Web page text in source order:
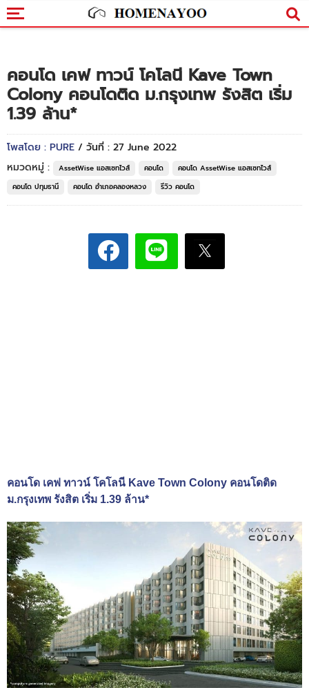
คอนโด เคฟ ทาวน์ โคโลนี Kave Town
Colony คอนโดติด ม.กรุงเทพ รังสิต เริ่ม
1.39 ล้าน*
โพสโดย : PURE / วันที่ : 27 June 2022
หมวดหมู่ :
AssetWise แอสเซทไวส์ คอนโด
คอนโด AssetWise แอสเซทไวส์
คอนโด ปทุมธานี
คอนโด อำเภอคลองหลวง รีวิว คอนโด
คอนโด เคฟ ทาวน์ โคโลนี Kave Town Colony คอนโดติด
ม.กรุงเทพ รังสิต เริ่ม 1.39 ล้าน*